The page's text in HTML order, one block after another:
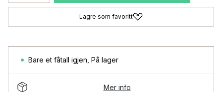
Lagre som favoritt
Bare et fåtall igjen På lager
Mer info